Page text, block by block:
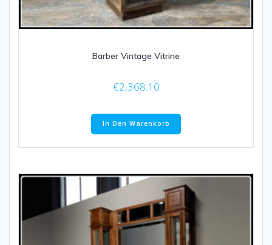
Barber Vintage Vitrine
€2,368.10
In Den Warenkorb